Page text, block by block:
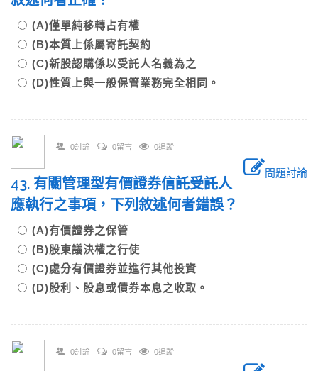
(A)僅單純移轉占有權
(B)本質上係屬寄託契約
(C)新股認購係以受託人名義為之
(D)性質上與一般保管業務完全相同。
0討論 0留言 0追蹤
問題討論
43. 有關管理型有價證券信託受託人
應執行之事項，下列敘述何者錯誤？
(A)有價證券之保管
(B)股東議決權之行使
(C)處分有價證券並進行其他投資
(D)股利、股息或債券本息之收取。
0討論 0留言 0追蹤